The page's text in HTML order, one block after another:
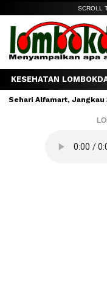
SCROLL
KESEHATAN
Alfamart, Jangkau 39